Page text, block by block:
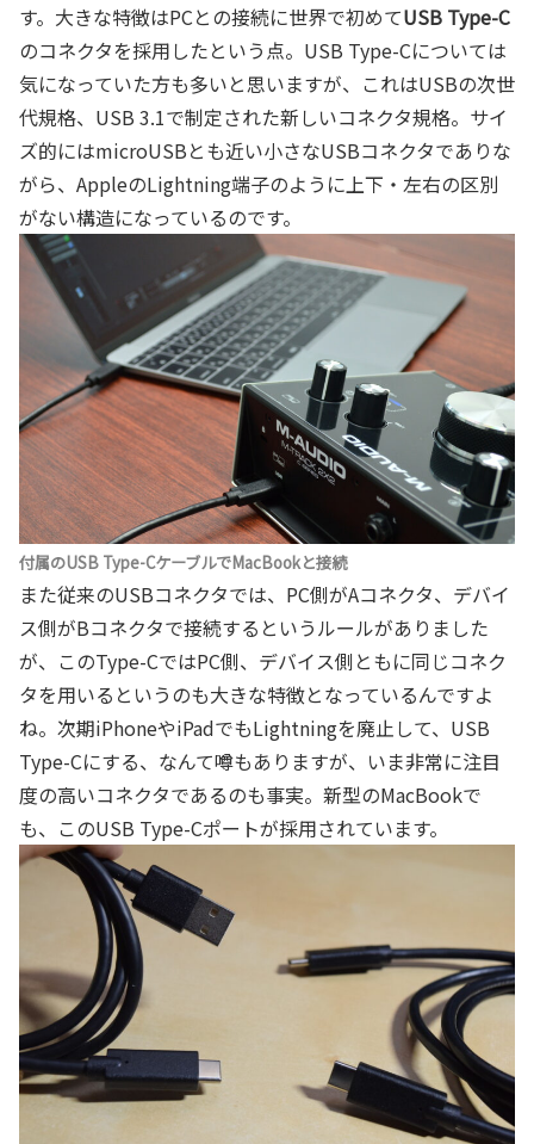
す。大きな特徴はPCとの接続に世界で初めてUSB Type-C
のコネクタを採用したという点。USB Type-Cについては
気になっていた方も多いと思いますが、これはUSBの次世
代規格、USB 3.1で制定された新しいコネクタ規格。サイ
ズ的にはmicroUSBとも近い小さなUSBコネクタでありな
がら、AppleのLightning端子のように上下・左右の区別
がない構造になっているのです。
付属のUSB Type-CケーブルでMacBookと接続
また従来のUSBコネクタでは、PC側がAコネクタ、デバイ
ス側がBコネクタで接続するというルールがありました
が、このType-CではPC側、デバイス側ともに同じコネク
タを用いるというのも大きな特徴となっているんですよ
ね。次期iPhoneやiPadでもLightningを廃止して、USB
Type-Cにする、なんて噂もありますが、いま非常に注目
度の高いコネクタであるのも事実。新型のMacBookで
も、このUSB Type-Cポートが採用されています。